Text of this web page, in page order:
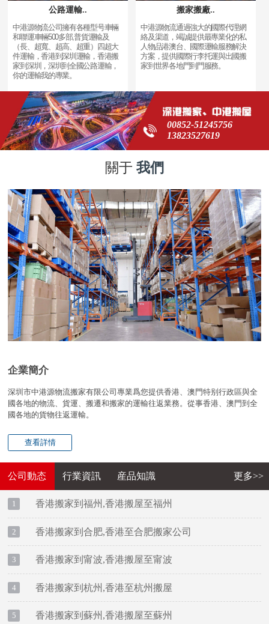
公路運輸..
中港源物流公司擁有各種型号車輛
和聯運車輛500多部,普貨運輸及
（長、超寬、超高、超重）四超大
件運輸，香港到深圳運輸，香港搬
家到深圳，深圳到全國公路運輸，
你的運輸我的專業。
搬家搬廠..
中港源物流通過強大的國際代理網
絡及渠道，竭誠提供最專業化的私
人物品港澳台、國際運輸服務解決
方案，提供國際行李托運與出國搬
家到世界各地門到門服務。
00852-51245756
13823527619
關于 我們
企業簡介
深圳市中港源物流搬家有限公司專業爲您提供香港、澳門特别行政區與全
國各地的物流、貨運、搬遷和搬家的運輸往返業務。從事香港、澳門到全
國各地的貨物往返運輸。
查看詳情
公司動态 行業資訊 産品知識 更多>>
1 香港搬家到福州,香港搬屋至福州
2 香港搬家到合肥,香港至合肥搬家公司
3 香港搬家到甯波,香港搬屋至甯波
4 香港搬家到杭州,香港至杭州搬屋
5 香港搬家到蘇州,香港搬屋至蘇州